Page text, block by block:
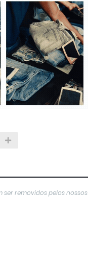
removidos pelos nossos